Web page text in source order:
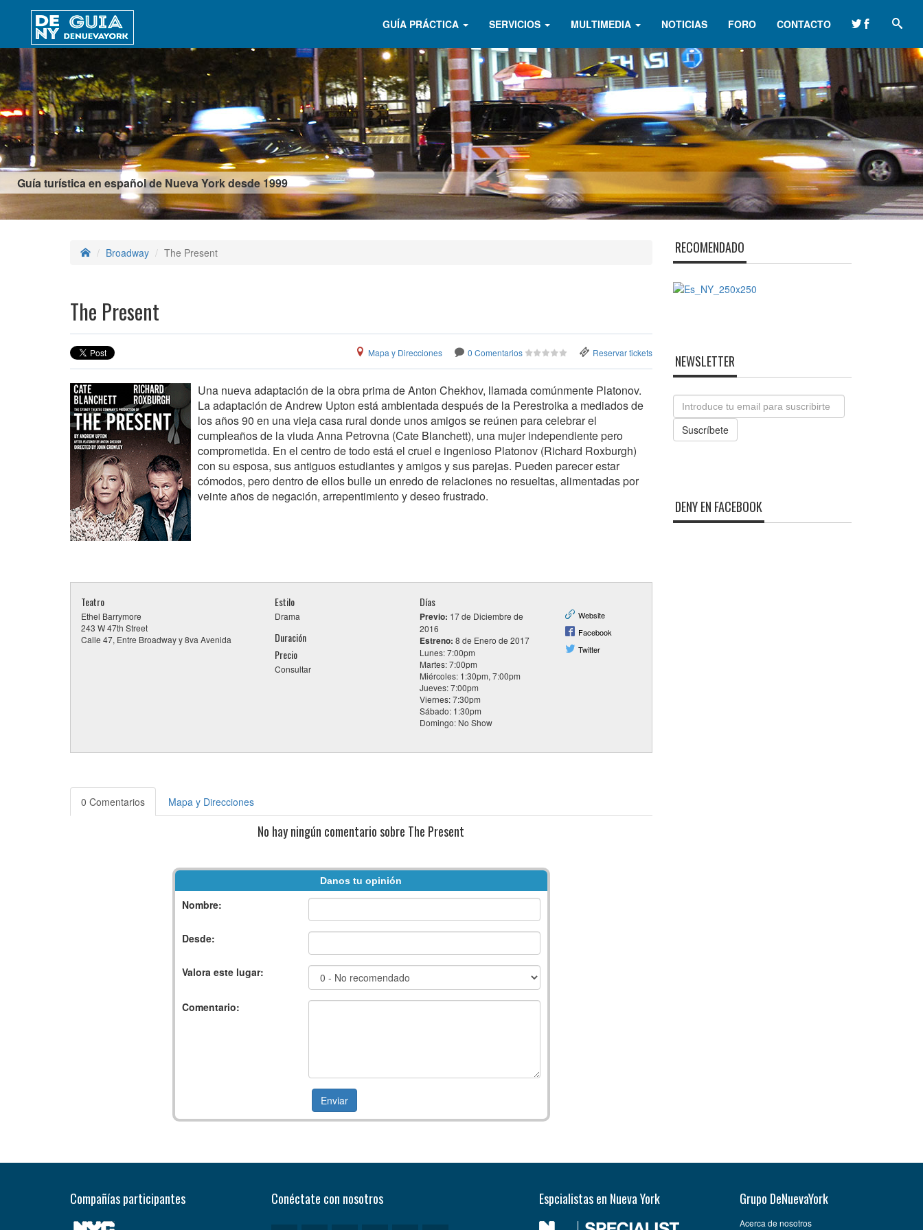
Guía turística en español de Nueva York desde 1999
GUÍA PRÁCTICA SERVICIOS MULTIMEDIA NOTICIAS FORO CONTACTO
Broadway The Present
The Present
Reservar tickets
0 Comentarios
Mapa y Direcciones
Una nueva adaptación de la obra prima de Anton Chekhov, llamada comúnmente Platonov.
La adaptación de Andrew Upton está ambientada después de la Perestroika a mediados de
los años 90 en una vieja casa rural donde unos amigos se reúnen para celebrar el
cumpleaños de la viuda Anna Petrovna (Cate Blanchett), una mujer independiente pero
comprometida. En el centro de todo está el cruel e ingenioso Platonov (Richard Roxburgh)
con su esposa, sus antiguos estudiantes y amigos y sus parejas. Pueden parecer estar
cómodos, pero dentro de ellos bulle un enredo de relaciones no resueltas, alimentadas por
veinte años de negación, arrepentimiento y deseo frustrado.
Teatro
Ethel Barrymore
243 W 47th Street
Calle 47, Entre Broadway y 8va Avenida
Estilo
Drama
Duración
Precio
Consultar
Días
Previo: 17 de Diciembre de
2016
Estreno:8 de Enero de 2017
Lunes: 7:00pm
Martes: 7:00pm
Miércoles: 1:30pm, 7:00pm
Jueves: 7:00pm
Viernes: 7:30pm
Sábado: 1:30pm
Domingo: No Show
Website
Facebook
Twitter
0 Comentarios Mapa y Direcciones
No hay ningún comentario sobre The Present
Danos tu opinión
Nombre:
Desde:
Valora este lugar:
Comentario:
RECOMENDADO
NEWSLETTER
Email
Suscríbete
DENY EN FACEBOOK
Compañías participantes Conéctate con nosotros Espcialistas en Nueva York Grupo DeNuevaYork
Acerca de nosotros